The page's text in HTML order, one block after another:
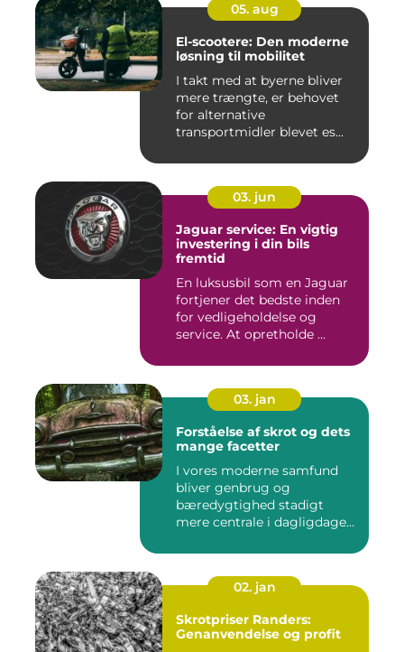
05. aug
El-scootere: Den moderne
løsning til mobilitet
I takt med at byerne bliver
mere trængte, er behovet
for alternative
transportmidler blevet es...
03. jun
Jaguar service: En vigtig
investering i din bils
fremtid
En luksusbil som en Jaguar
fortjener det bedste inden
for vedligeholdelse og
service. At opretholde ...
03. jan
Forståelse af skrot og dets
mange facetter
I vores moderne samfund
bliver genbrug og
bæredygtighed stadigt
mere centrale i dagligdagen.
02. jan
Skrotpriser Randers:
Genanvendelse og profit